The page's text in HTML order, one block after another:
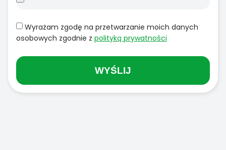
Wyrażam zgodę na przetwarzanie moich danych
osobowych zgodnie z polityką prywatności
WYŚLIJ